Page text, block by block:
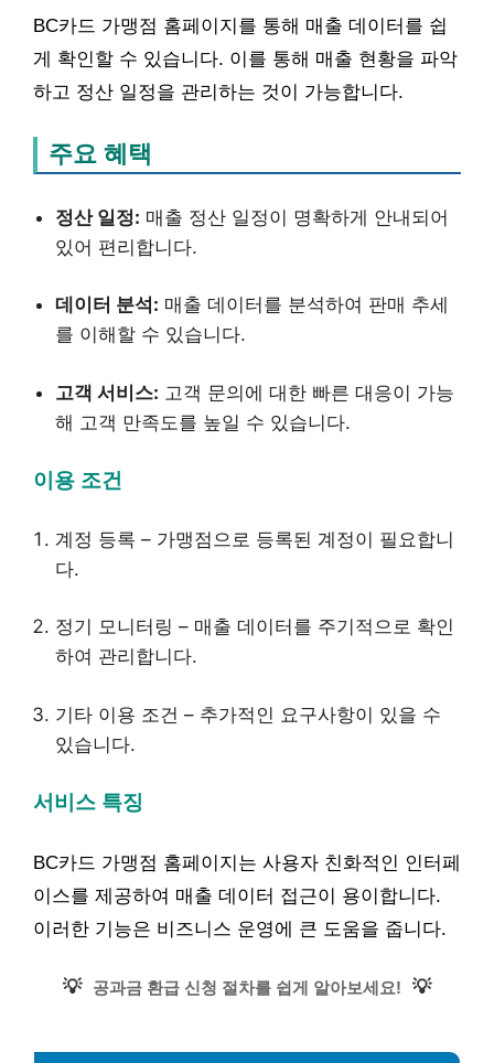
BC카드 가맹점 홈페이지를 통해 매출 데이터를 쉽
게 확인할 수 있습니다. 이를 통해 매출 현황을 파악
하고 정산 일정을 관리하는 것이 가능합니다.
주요 혜택
정산 일정: 매출 정산 일정이 명확하게 안내되어
있어 편리합니다.
데이터 분석: 매출 데이터를 분석하여 판매 추세
를 이해할 수 있습니다.
고객 서비스: 고객 문의에 대한 빠른 대응이 가능
해 고객 만족도를 높일 수 있습니다.
이용 조건
계정 등록 – 가맹점으로 등록된 계정이 필요합니
다.
정기 모니터링 – 매출 데이터를 주기적으로 확인
하여 관리합니다.
기타 이용 조건 – 추가적인 요구사항이 있을 수
있습니다.
서비스 특징
BC카드 가맹점 홈페이지는 사용자 친화적인 인터페
이스를 제공하여 매출 데이터 접근이 용이합니다.
이러한 기능은 비즈니스 운영에 큰 도움을 줍니다.
💡 공과금 환급 신청 절차를 쉽게 알아보세요! 💡